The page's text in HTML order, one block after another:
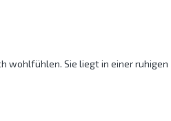
wohlfühlen. Sie liegt in einer ruhigen